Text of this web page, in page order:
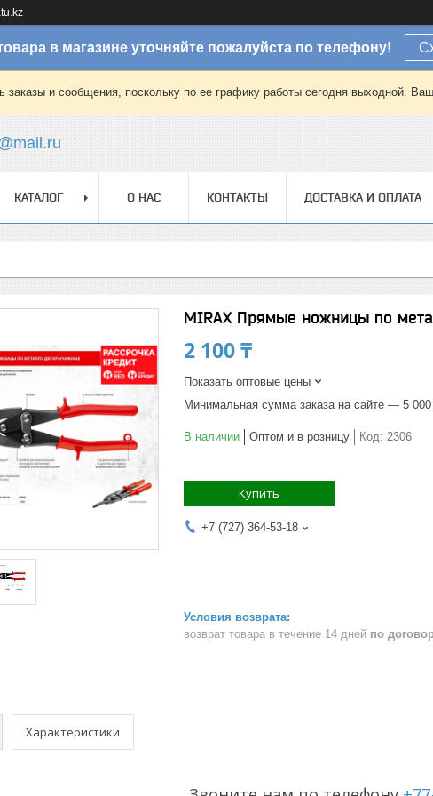
в магазине уточняйте пожалуйста по телефону!
заказы и сообщения, поскольку по ее графику работы сегодня выходной.
КАТАЛОГ О НАС КОНТАКТЫ ДОСТАВКА И ОПЛАТА
MIRAX Прямые ножницы по
2 100 ₸
Показать оптовые цены
Минимальная сумма заказа на сайте — 5
В наличии Оптом и в розницу Код: 2306
Купить
+7 (727) 364-53-18
возврат товара в течение 14 дней по
Характеристики